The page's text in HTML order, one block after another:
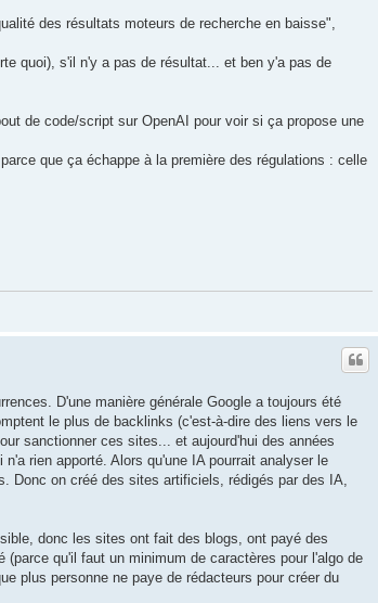
des résultats moteurs de recherche en baisse",
quoi), s'il n'y a pas de résultat... et ben y'a pas de
de code/script sur OpenAI pour voir si ça propose une
que ça échappe à la première des régulations : celle
D'une manière générale Google a toujours été
le plus de backlinks (c'est-à-dire des liens vers le
sanctionner ces sites... et aujourd'hui des années
rien apporté. Alors qu'une IA pourrait analyser le
Donc on créé des sites artificiels, rédigés par des IA,
donc les sites ont fait des blogs, ont payé des
qu'il faut un minimum de caractères pour l'algo de
plus personne ne paye de rédacteurs pour créer du